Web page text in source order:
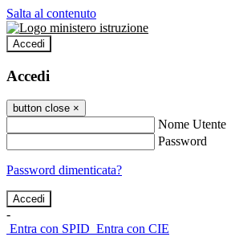
Salta al contenuto
Accedi
Accedi
button close ×
Nome Utente
Password
Password dimenticata?
-
Entra con SPID Entra con CIE